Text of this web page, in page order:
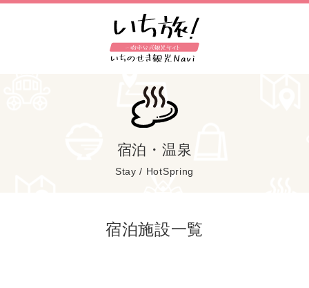
宿泊・温泉
Stay / HotSpring
宿泊施設一覧